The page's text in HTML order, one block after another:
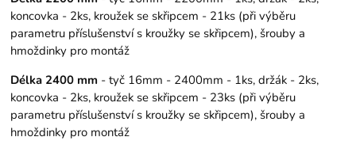
koncovka - 2ks, kroužek se skřipcem - 21ks (při výběru
parametru příslušenství s kroužky se skřipcem), šrouby a
hmoždinky pro montáž
Délka 2400 mm - tyč 16mm - 2400mm - 1ks, držák - 2ks,
koncovka - 2ks, kroužek se skřipcem - 23ks (při výběru
parametru příslušenství s kroužky se skřipcem), šrouby a
hmoždinky pro montáž